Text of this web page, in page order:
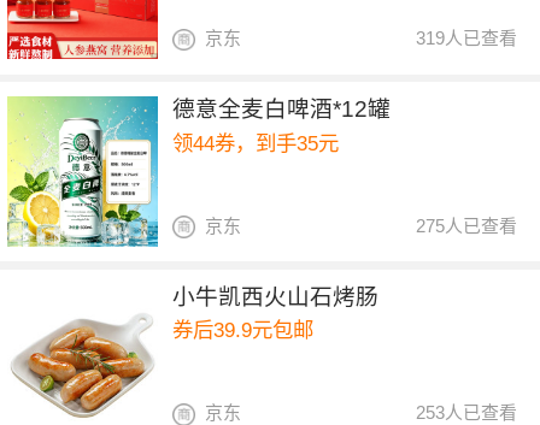
319人已查看
京东
德意全麦白啤酒*12罐
领44券，到手35元
275人已查看
京东
小牛凯西火山石烤肠
券后39.9元包邮
253人已查看
京东